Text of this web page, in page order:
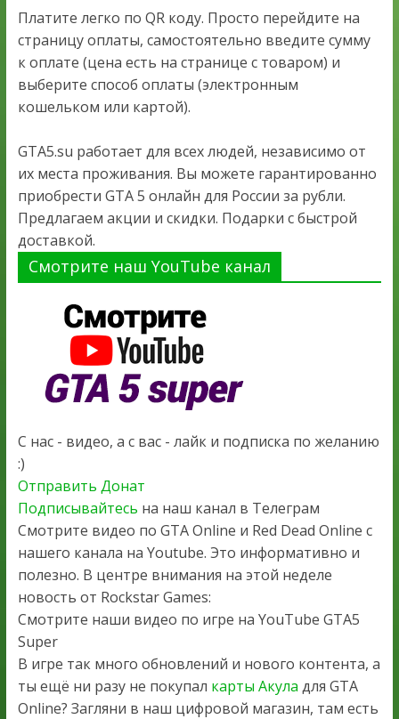
Платите легко по QR коду. Просто перейдите на
страницу оплаты, самостоятельно введите сумму
к оплате (цена есть на странице с товаром) и
выберите способ оплаты (электронным
кошельком или картой).
GTA5.su работает для всех людей, независимо от
их места проживания. Вы можете гарантированно
приобрести GTA 5 онлайн для России за рубли.
Предлагаем акции и скидки. Подарки с быстрой
доставкой.
Смотрите наш YouTube канал
С нас - видео, а с вас - лайк и подписка по желанию
:)
Отправить Донат
Подписывайтесь на наш канал в Телеграм
Смотрите видео по GTA Online и Red Dead Online с
нашего канала на Youtube. Это информативно и
полезно. В центре внимания на этой неделе
новость от Rockstar Games:
Смотрите наши видео по игре на YouTube GTA5
Super
В игре так много обновлений и нового контента, а
ты ещё ни разу не покупал карты Акула для GTA
Online? Загляни в наш цифровой магазин, там есть